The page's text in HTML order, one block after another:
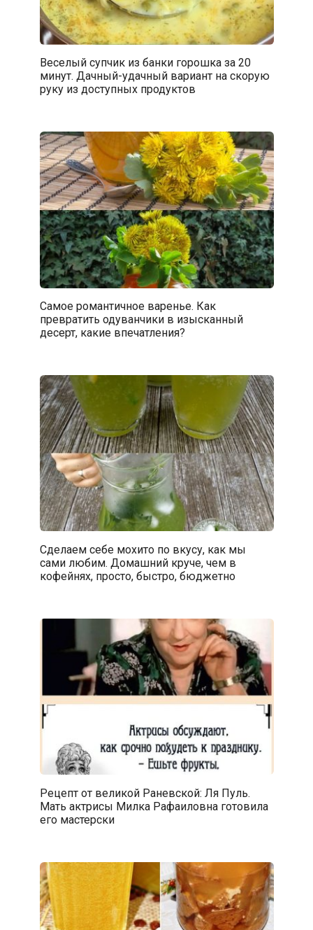
Веселый супчик из банки горошка за 20
минут. Дачный-удачный вариант на скорую
руку из доступных продуктов
Самое романтичное варенье. Как
превратить одуванчики в изысканный
десерт, какие впечатления?
Сделаем себе мохито по вкусу, как мы
сами любим. Домашний круче, чем в
кофейнях, просто, быстро, бюджетно
Рецепт от великой Раневской: Ля Пуль.
Мать актрисы Милка Рафаиловна готовила
его мастерски